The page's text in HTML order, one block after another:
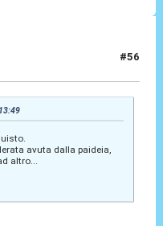
#56
avuta dalla paideia,
altro...